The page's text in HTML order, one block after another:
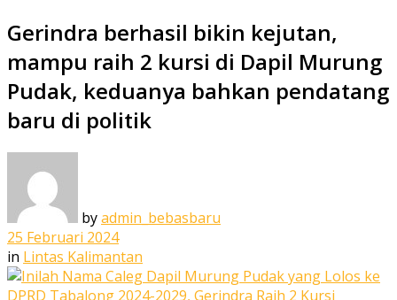
Gerindra berhasil bikin kejutan,
mampu raih 2 kursi di Dapil Murung
Pudak, keduanya bahkan pendatang
baru di politik
byadmin_bebasbaru
25 Februari 2024
in Lintas Kalimantan